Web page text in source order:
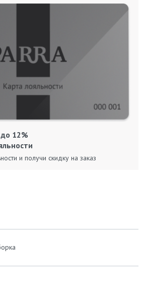
12%
и получи скидку на заказ